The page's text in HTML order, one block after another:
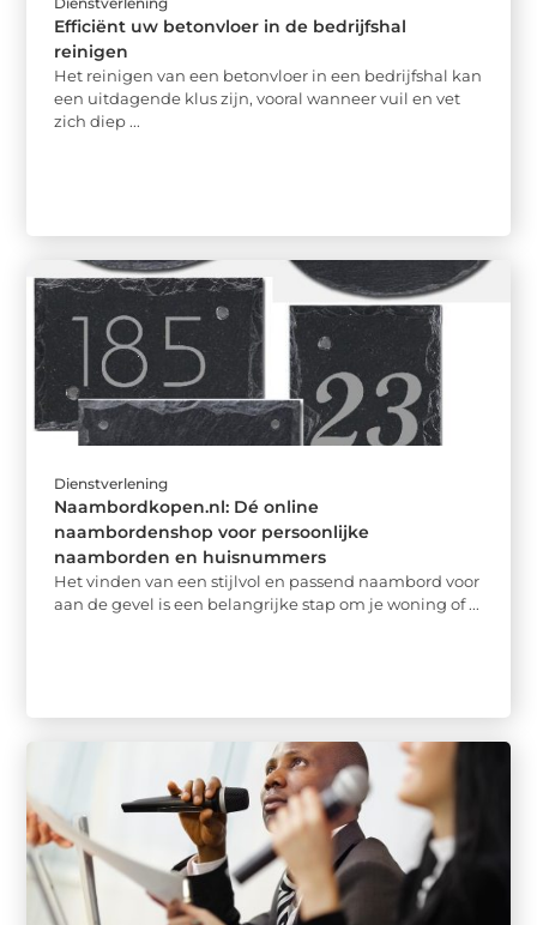
Efficiënt uw betonvloer in de bedrijfshal
reinigen
Het reinigen van een betonvloer in een bedrijfshal kan
een uitdagende klus zijn, vooral wanneer vuil en vet
zich diep ...
Dienstverlening
Naambordkopen.nl: Dé online
naambordenshop voor persoonlijke
naamborden en huisnummers
Het vinden van een stijlvol en passend naambord voor
aan de gevel is een belangrijke stap om je woning of ...